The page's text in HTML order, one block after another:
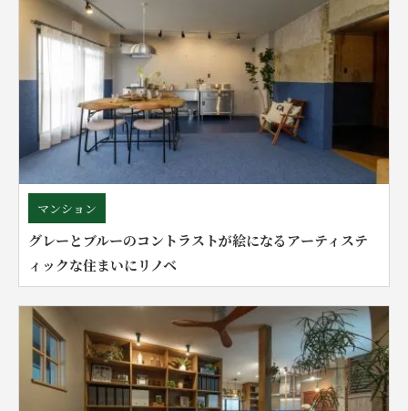
マンション
グレーとブルーのコントラストが絵になるアーティステ
ィックな住まいにリノベ